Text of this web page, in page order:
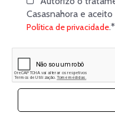
Casasnahora e aceito
Política de privacidade.*